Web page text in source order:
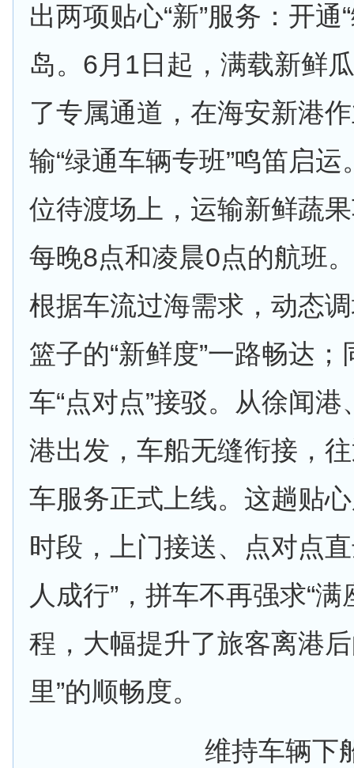
出两项贴心“新”服务：开通
岛。6月1日起，满载新鲜
了专属通道，在海安新港
输“绿通车辆专班”鸣笛启
位待渡场上，运输新鲜蔬
每晚8点和凌晨0点的航班
根据车流过海需求，动态
篮子的“新鲜度”一路畅达
车“点对点”接驳。从徐闻
港出发，车船无缝衔接，
车服务正式上线。这趟贴
时段，上门接送、点对点
人成行”，拼车不再强求“
程，大幅提升了旅客离港
里”的顺畅度。
维持车辆下